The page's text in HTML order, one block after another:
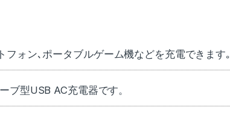
ォン､ポータブルゲーム機などを充電できます｡
ブ型USB AC充電器です。